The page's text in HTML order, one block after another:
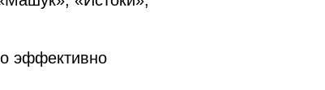
эффективно